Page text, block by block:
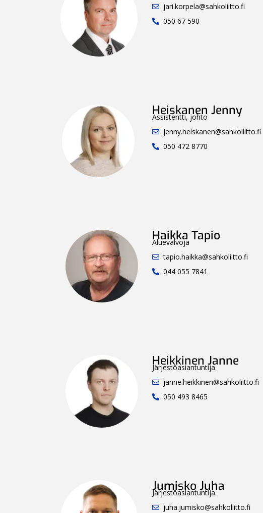
jari.korpela@sahkoliitto.fi
050 67 590
Heiskanen Jenny
Assistentti, johto
jenny.heiskanen@sahkoliitto.fi
050 472 8770
Haikka Tapio
Aluevalvoja
tapio.haikka@sahkoliitto.fi
044 055 7841
Heikkinen Janne
Järjestöasiantuntija
janne.heikkinen@sahkoliitto.fi
050 493 8465
Jumisko Juha
Järjestöasiantuntija
juha.jumisko@sahkoliitto.fi